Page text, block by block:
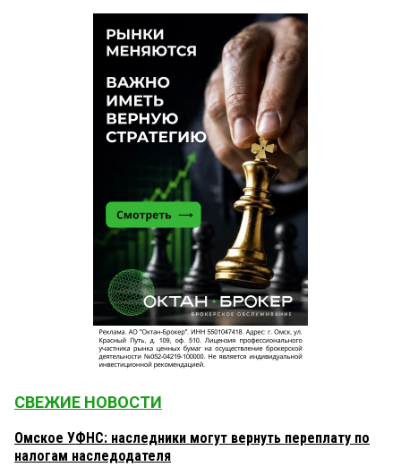
СВЕЖИЕ НОВОСТИ
Омское УФНС: наследники могут вернуть переплату по
налогам наследодателя